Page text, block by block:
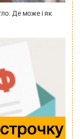
Де може і як